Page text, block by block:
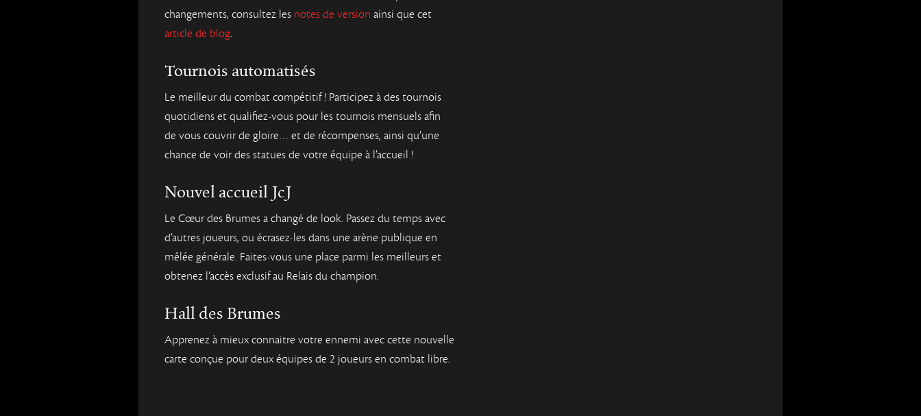
changements, consultez les notes de version ainsi que cet
article de blog.
Tournois automatisés
Le meilleur du combat compétitif ! Participez à des tournois
quotidiens et qualifiez-vous pour les tournois mensuels afin
de vous couvrir de gloire… et de récompenses, ainsi qu’une
chance de voir des statues de votre équipe à l’accueil !
Nouvel accueil JcJ
Le Cœur des Brumes a changé de look. Passez du temps avec
d’autres joueurs, ou écrasez-les dans une arène publique en
mêlée générale. Faites-vous une place parmi les meilleurs et
obtenez l’accès exclusif au Relais du champion.
Hall des Brumes
Apprenez à mieux connaitre votre ennemi avec cette nouvelle
carte conçue pour deux équipes de 2 joueurs en combat libre.